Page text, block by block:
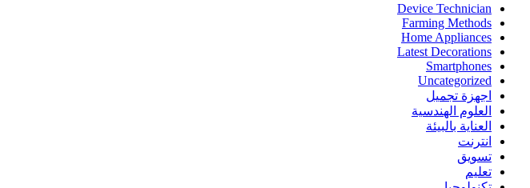
Device Technician
Farming Methods
Home Appliances
Latest Decorations
Smartphones
Uncategorized
اجهزة تجميل
العلوم الهندسية
العناية بالبيئة
انترنت
تسويق
تعليم